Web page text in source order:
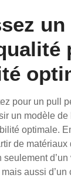
pour un pull
un modèle
optimale.
de
mais aussi